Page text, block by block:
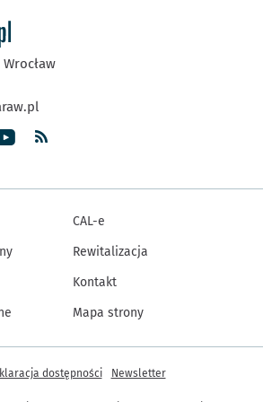
Wrocław
CAL-e
Rewitalizacja
Kontakt
Mapa strony
dostępności Newsletter